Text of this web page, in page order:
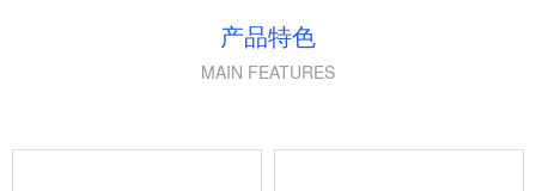
产品特色
MAIN FEATURES